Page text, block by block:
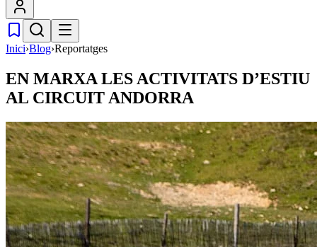
Inici›Blog›Reportatges
EN MARXA LES ACTIVITATS D’ESTIU
AL CIRCUIT ANDORRA